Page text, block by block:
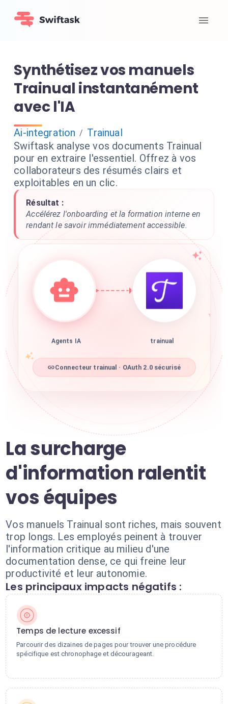
Synthétisez vos manuels
Trainual instantanément
avec l'IA
Ai-integration / Trainual
Swiftask analyse vos documents Trainual
pour en extraire l'essentiel. Offrez à vos
collaborateurs des résumés clairs et
exploitables en un clic.
Résultat :
Accélérez l'onboarding et la formation interne en
rendant le savoir immédiatement accessible.
Agents IA trainual
Connecteur trainual · OAuth 2.0 sécurisé
La surcharge
d'information ralentit
vos équipes
Vos manuels Trainual sont riches, mais souvent
trop longs. Les employés peinent à trouver
l'information critique au milieu d'une
documentation dense, ce qui freine leur
productivité et leur autonomie.
Les principaux impacts négatifs :
Temps de lecture excessif
Parcourir des dizaines de pages pour trouver une procédure
spécifique est chronophage et décourageant.